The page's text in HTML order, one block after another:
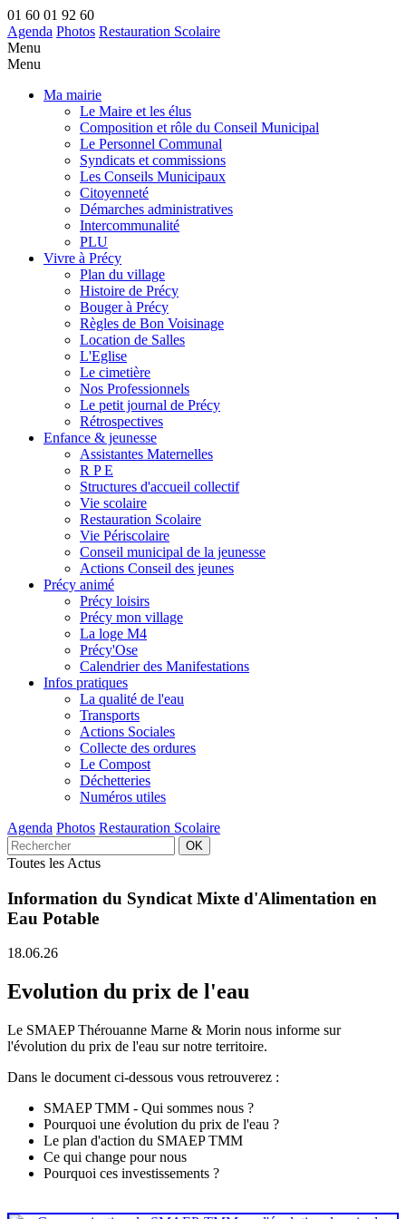
01 60 01 92 60
Agenda Photos Restauration Scolaire
Menu
Menu
Ma mairie
Le Maire et les élus
Composition et rôle du Conseil Municipal
Le Personnel Communal
Syndicats et commissions
Les Conseils Municipaux
Citoyenneté
Démarches administratives
Intercommunalité
PLU
Vivre à Précy
Plan du village
Histoire de Précy
Bouger à Précy
Règles de Bon Voisinage
Location de Salles
L'Eglise
Le cimetière
Nos Professionnels
Le petit journal de Précy
Rétrospectives
Enfance & jeunesse
Assistantes Maternelles
R P E
Structures d'accueil collectif
Vie scolaire
Restauration Scolaire
Vie Périscolaire
Conseil municipal de la jeunesse
Actions Conseil des jeunes
Précy animé
Précy loisirs
Précy mon village
La loge M4
Précy'Ose
Calendrier des Manifestations
Infos pratiques
La qualité de l'eau
Transports
Actions Sociales
Collecte des ordures
Le Compost
Déchetteries
Numéros utiles
Agenda Photos Restauration Scolaire
Toutes les Actus
Information du Syndicat Mixte d'Alimentation en
Eau Potable
18.06.26
Evolution du prix de l'eau
Le SMAEP Thérouanne Marne & Morin nous informe sur
l'évolution du prix de l'eau sur notre territoire.
Dans le document ci-dessous vous retrouverez :
SMAEP TMM - Qui sommes nous ?
Pourquoi une évolution du prix de l'eau ?
Le plan d'action du SMAEP TMM
Ce qui change pour nous
Pourquoi ces investissements ?